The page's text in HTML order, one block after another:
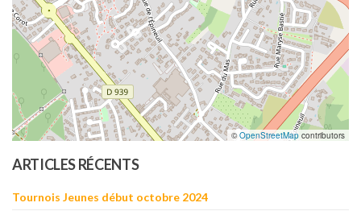
©OpenStreetMap contributors
ARTICLES RÉCENTS
Tournois Jeunes début octobre 2024